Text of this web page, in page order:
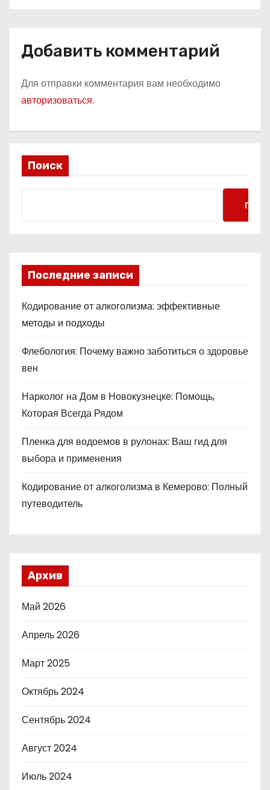
Добавить комментарий
Для отправки комментария вам необходимо
авторизоваться.
Поиск
Поиск
Последние записи
Кодирование от алкоголизма: эффективные
методы и подходы
Флебология: Почему важно заботиться о здоровье
вен
Нарколог на Дом в Новокузнецке: Помощь,
Которая Всегда Рядом
Пленка для водоемов в рулонах: Ваш гид для
выбора и применения
Кодирование от алкоголизма в Кемерово: Полный
путеводитель
Архив
Май 2026
Апрель 2026
Март 2025
Октябрь 2024
Сентябрь 2024
Август 2024
Июль 2024